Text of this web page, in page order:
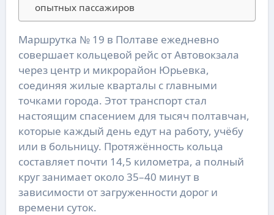
опытных пассажиров
Маршрутка № 19 в Полтаве ежедневно
совершает кольцевой рейс от Автовокзала
через центр и микрорайон Юрьевка,
соединяя жилые кварталы с главными
точками города. Этот транспорт стал
настоящим спасением для тысяч полтавчан,
которые каждый день едут на работу, учёбу
или в больницу. Протяжённость кольца
составляет почти 14,5 километра, а полный
круг занимает около 35–40 минут в
зависимости от загруженности дорог и
времени суток.